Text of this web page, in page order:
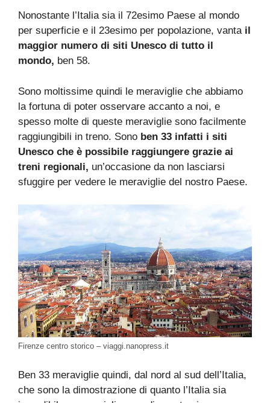
Nonostante l’Italia sia il 72esimo Paese al mondo
per superficie e il 23esimo per popolazione, vantail
maggior numero di siti Unesco di tutto il
mondo, ben 58.
Sono moltissime quindi le meraviglie che abbiamo
la fortuna di poter osservare accanto a noi, e
spesso molte di queste meraviglie sono facilmente
raggiungibili in treno. Sono ben 33 infatti i siti
Unesco che è possibile raggiungere grazie ai
treni regionali, un’occasione da non lasciarsi
sfuggire per vedere le meraviglie del nostro Paese.
Firenze centro storico – viaggi.nanopress.it
Ben 33 meraviglie quindi, dal nord al sud dell’Italia,
che sono la dimostrazione di quanto l’Italia sia